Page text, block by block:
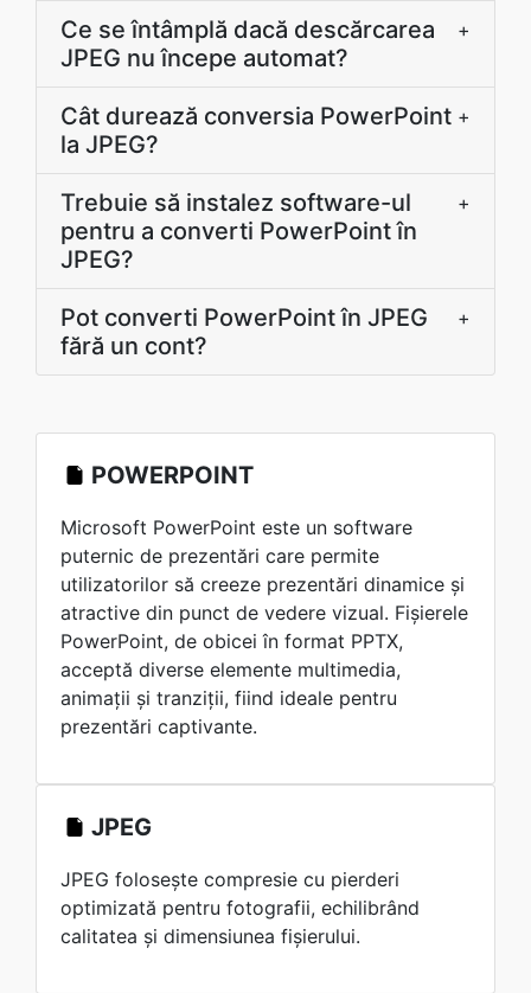
Ce se întâmplă dacă descărcarea
JPEG nu începe automat?
+
Cât durează conversia PowerPoint
la JPEG?
+
Trebuie să instalez software-ul
pentru a converti PowerPoint în
JPEG?
+
Pot converti PowerPoint în JPEG
fără un cont?
+
POWERPOINT
Microsoft PowerPoint este un software
puternic de prezentări care permite
utilizatorilor să creeze prezentări dinamice și
atractive din punct de vedere vizual. Fișierele
PowerPoint, de obicei în format PPTX,
acceptă diverse elemente multimedia,
animații și tranziții, fiind ideale pentru
prezentări captivante.
JPEG
JPEG folosește compresie cu pierderi
optimizată pentru fotografii, echilibrând
calitatea și dimensiunea fișierului.